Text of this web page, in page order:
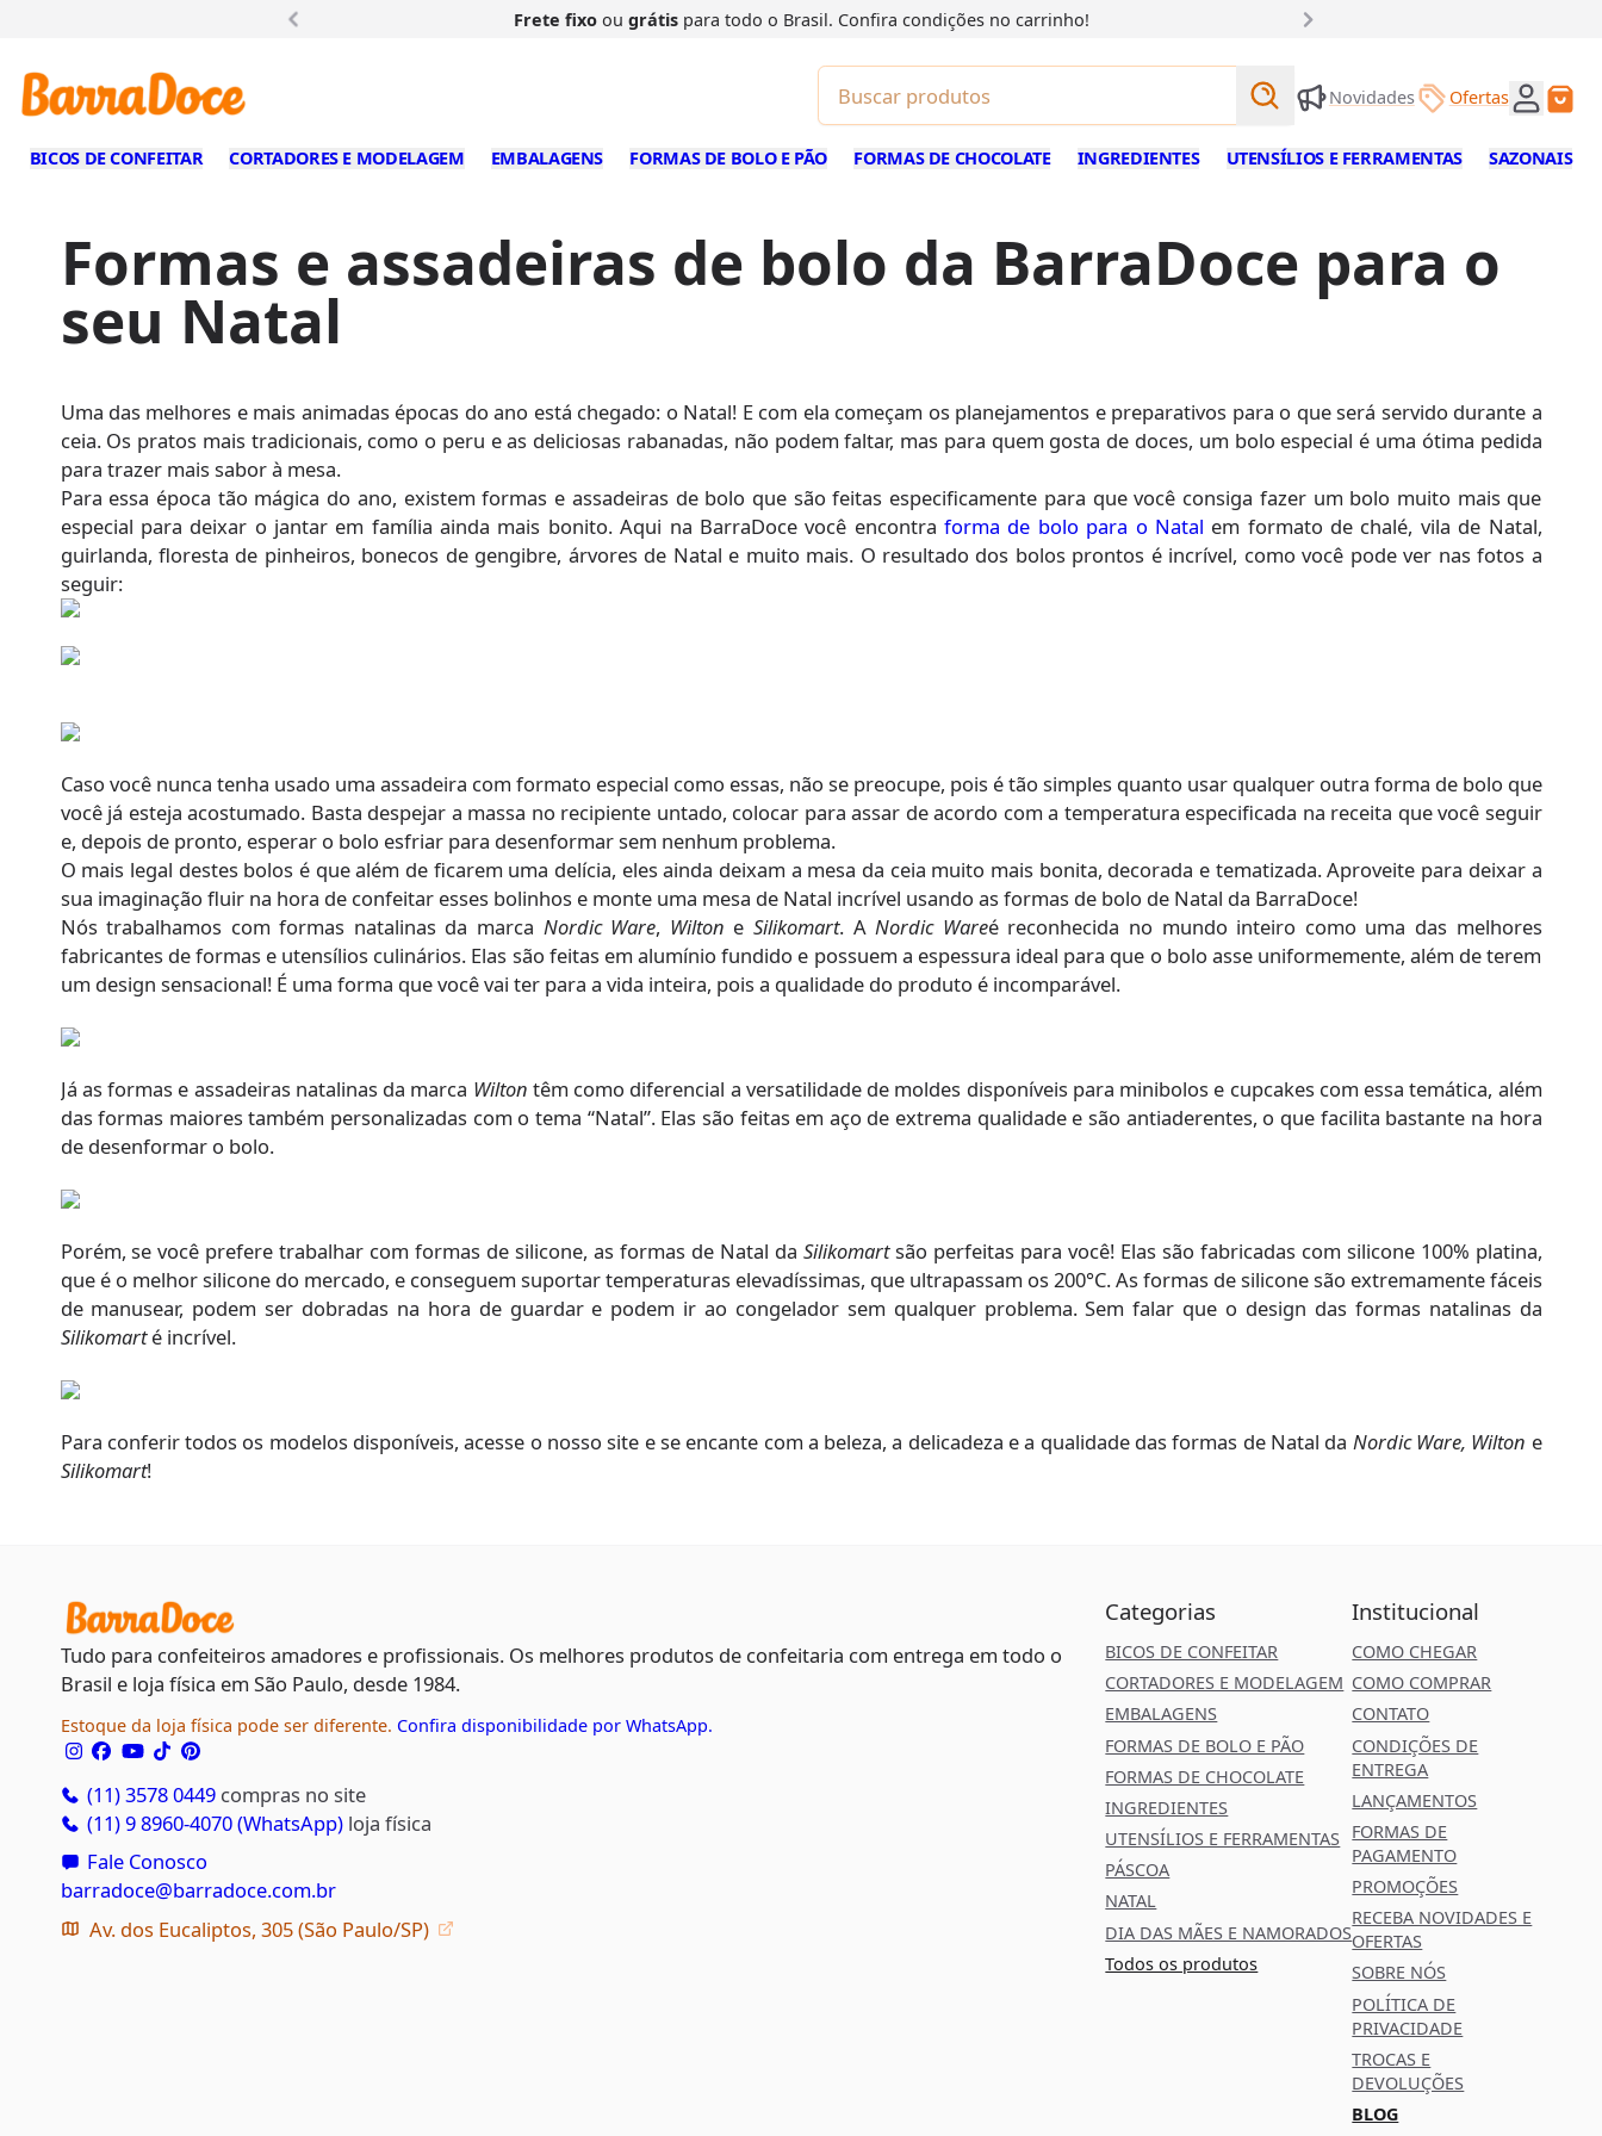
ougrátispara todo o Brasil. Confiracondições no carrinho!
Buscar produtos
Buscar
Novidades Ofertas
BICOS DE CONFEITAR CORTADORES E MODELAGEM EMBALAGENS FORMAS DE BOLO E PÃO FORMAS DE CHOCOLATE INGREDIENTES UTENSÍLIOS E FERRAMENTAS SAZONAIS
Formas e assadeiras de bolo da BarraDoce para o
seu Natal
Uma das melhores e mais animadas épocas do ano está chegado: o Natal! E com ela começam os planejamentos e preparativos para o que será servido durante a
ceia. Os pratos mais tradicionais, como o peru e as deliciosas rabanadas, não podem faltar, mas para quem gosta de doces, um bolo especial é uma ótima pedida
para trazer mais sabor à mesa.
Para essa época tão mágica do ano, existem formas e assadeiras de bolo que são feitas especificamente para que você consiga fazer um bolo muito mais que
especial para deixar o jantar em família ainda mais bonito. Aqui na BarraDoce você encontraforma de bolo para o Natal em formato de chalé, vila de Natal,
guirlanda, floresta de pinheiros, bonecos de gengibre, árvores de Natal e muito mais. O resultado dos bolos prontos é incrível, como você pode ver nas fotos a
seguir:
Caso você nunca tenha usado uma assadeira com formato especial como essas, não se preocupe, pois é tão simples quanto usar qualquer outra forma de bolo que
você já esteja acostumado. Basta despejar a massa no recipiente untado, colocar para assar de acordo com a temperatura especificada na receita que você seguir
e, depois de pronto, esperar o bolo esfriar para desenformar sem nenhum problema.
O mais legal destes bolos é que além de ficarem uma delícia, eles ainda deixam a mesa da ceia muito mais bonita, decorada e tematizada. Aproveite para deixar a
sua imaginação fluir na hora de confeitar esses bolinhos e monte uma mesa de Natal incrível usando as formas de bolo de Natal da BarraDoce!
Nós trabalhamos com formas natalinas da marca Nordic Ware, Wilton eSilikomart. ANordic Wareé reconhecida no mundo inteiro como uma das melhores
fabricantes de formas e utensílios culinários. Elas são feitas em alumínio fundido e possuem a espessura ideal para que o bolo asse uniformemente, além de terem
um design sensacional! É uma forma que você vai ter para a vida inteira, pois a qualidade do produto é incomparável.
Já as formas e assadeiras natalinas da marca Wilton têm como diferencial a versatilidade de moldes disponíveis para minibolos e cupcakes com essa temática, além
das formas maiores também personalizadas com o tema “Natal”. Elas são feitas em aço de extrema qualidade e são antiaderentes, o que facilita bastante na hora
de desenformar o bolo.
Porém, se você prefere trabalhar com formas de silicone, as formas de Natal da Silikomartsão perfeitas para você! Elas são fabricadas com silicone 100% platina,
que é o melhor silicone do mercado, e conseguem suportar temperaturas elevadíssimas, que ultrapassam os 200°C. As formas de silicone são extremamente fáceis
de manusear, podem ser dobradas na hora de guardar e podem ir ao congelador sem qualquer problema. Sem falar que o design das formas natalinas da
Silikomarté incrível.
Para conferir todos os modelos disponíveis, acesse o nosso site e se encante com a beleza, a delicadeza e a qualidade das formas de Natal da Nordic Ware, Wilton e
Silikomart!
Tudo para confeiteiros amadores e profissionais. Os melhores produtos de confeitaria com entrega em todo o
Brasil e loja física em São Paulo, desde 1984.
Estoque da loja física pode ser diferente. Confira disponibilidade por WhatsApp.
(11) 3578 0449 compras no site
(11) 9 8960-4070 (WhatsApp) loja física
Fale Conosco
barradoce@barradoce.com.br
Av. dos Eucaliptos, 305 (São Paulo/SP)
Categorias
BICOS DE CONFEITAR
CORTADORES E MODELAGEM
EMBALAGENS
FORMAS DE BOLO E PÃO
FORMAS DE CHOCOLATE
INGREDIENTES
UTENSÍLIOS E FERRAMENTAS
PÁSCOA
NATAL
DIA DAS MÃES E NAMORADOS
Todos os produtos
Institucional
COMO CHEGAR
COMO COMPRAR
CONTATO
CONDIÇÕES DE
ENTREGA
LANÇAMENTOS
FORMAS DE
PAGAMENTO
PROMOÇÕES
RECEBA NOVIDADES E
OFERTAS
SOBRE NÓS
POLÍTICA DE
PRIVACIDADE
TROCAS E
DEVOLUÇÕES
BLOG